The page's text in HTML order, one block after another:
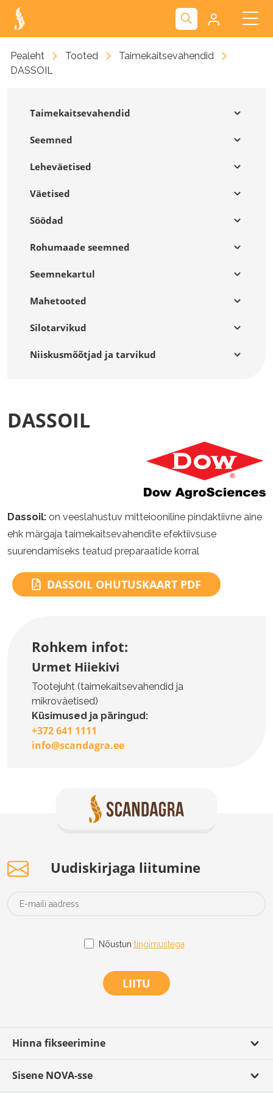
Kliendiportaal
Pealeht Tooted
Taimekaitsevahendid
DASSOIL
Taimekaitsevahendid
Seemned
Leheväetised
Väetised
Söödad
Rohumaade seemned
Seemnekartul
Mahetooted
Silotarvikud
Niiskusmõõtjad ja tarvikud
DASSOIL
Dassoil: on veeslahustuv mitteiooniline pindaktiivne aine
ehk märgaja taimekaitsevahendite efektiivsuse
suurendamiseks teatud preparaatide korral
DASSOIL OHUTUSKAART PDF
Rohkem infot:
Urmet Hiiekivi
Tootejuht (taimekaitsevahendid ja
mikroväetised)
Küsimused ja päringud:
+372 641 1111
info@scandagra.ee
Uudiskirjaga liitumine
Nõustun tingimustega
LIITU
Hinna fikseerimine
Sisene NOVA-sse